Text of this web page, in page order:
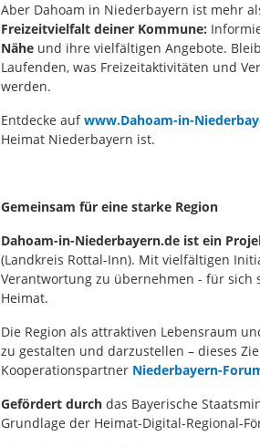
Aber Dahoam in Niederbayern ist mehr
Freizeitvielfalt deiner Kommune:
Nähe und ihre vielfältigen Angebote.
Laufenden, was Freizeitaktivitäten und
werden.
​Entdecke aufwww.Dahoam-in-
Heimat Niederbayern ist.
Gemeinsam für eine starke Region
Dahoam-in-Niederbayern.de ist ein
(Landkreis Rottal-Inn). Mit vielfältigen
Verantwortung zu übernehmen - für
Heimat.
Die Region als attraktiven Lebensraum
zu gestalten und darzustellen – dieses
Kooperationspartner Niederbayern-
Gefördert durch das Bayerische
Grundlage der Heimat-Digital-Regional-